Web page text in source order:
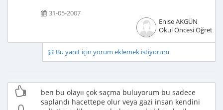
31-05-2007
Enise AKGÜN
Okul Öncesi
Bu yanıt için yorum eklemek istiyorum
ben bu olayıı çok saçma buluyorum bu sadece
saplandı hacettepe olur veya gazi insan kendini